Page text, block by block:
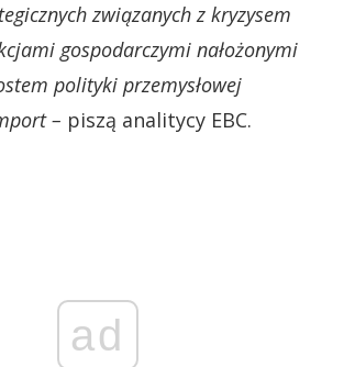
związanych z kryzysem
gospodarczymi nałożonymi
polityki przemysłowej
– piszą analitycy EBC.
ad